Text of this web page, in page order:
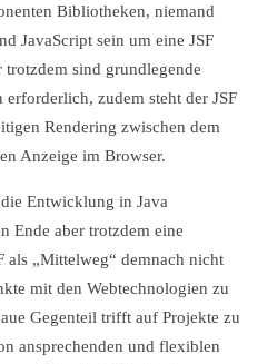
Bibliotheken, niemand
JavaScript sein um eine JSF
sind grundlegende
zudem steht der JSF
Rendering zwischen dem
Anzeige im Browser.
Entwicklung in Java
Ende aber trotzdem eine
als „Mittelweg“ demnach nicht
mit den Webtechnologien zu
Gegenteil trifft auf Projekte zu
ansprechenden und flexiblen